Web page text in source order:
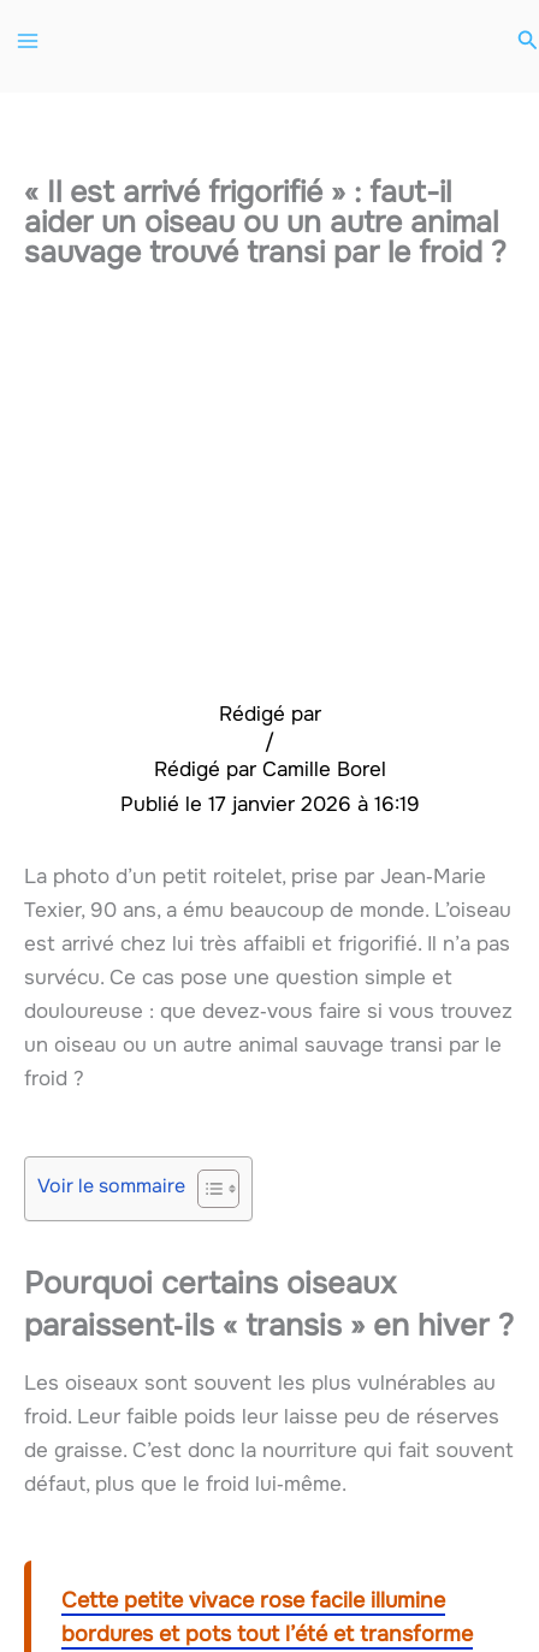
au
« Il est arrivé frigorifié » : faut-il
aider un oiseau ou un autre animal
sauvage trouvé transi par le froid ?
Rédigé par
Camille Borel
/
17 janvier 2026 à 16:19
La photo d’un petit roitelet, prise par Jean‑Marie
Texier, 90 ans, a ému beaucoup de monde. L’oiseau
est arrivé chez lui très affaibli et frigorifié. Il n’a pas
survécu. Ce cas pose une question simple et
douloureuse : que devez‑vous faire si vous trouvez
un oiseau ou un autre animal sauvage transi par le
froid ?
Voir le sommaire
Pourquoi certains oiseaux
paraissent‑ils « transis » en hiver ?
Les oiseaux sont souvent les plus vulnérables au
froid. Leur faible poids leur laisse peu de réserves
de graisse. C’est donc la nourriture qui fait souvent
défaut, plus que le froid lui‑même.
Cette petite vivace rose facile illumine
bordures et pots tout l’été et transforme